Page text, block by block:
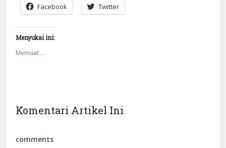
Facebook Twitter
Menyukai ini:
Memuat...
Komentari Artikel Ini
comments